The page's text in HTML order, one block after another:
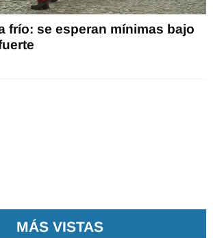
frío: se esperan mínimas bajo
MÁS VISTAS